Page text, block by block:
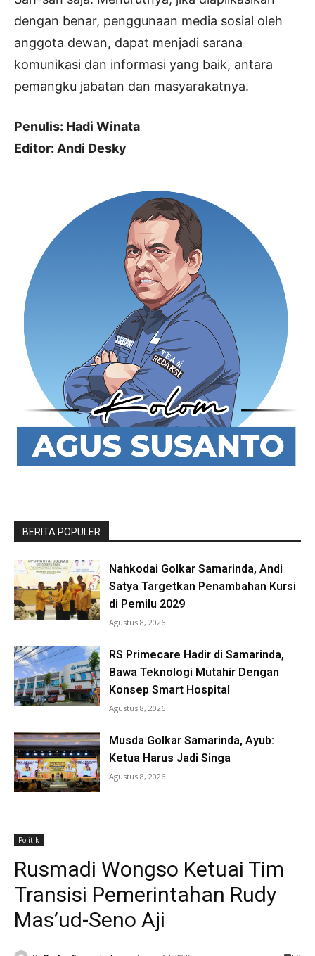
dengan benar, penggunaan media sosial oleh
anggota dewan, dapat menjadi sarana
komunikasi dan informasi yang baik, antara
pemangku jabatan dan masyarakatnya.
Penulis: Hadi Winata
Editor: Andi Desky
BERITA POPULER
Nahkodai Golkar Samarinda, Andi
Satya Targetkan Penambahan Kursi
di Pemilu 2029
Agustus 8, 2026
RS Primecare Hadir di Samarinda,
Bawa Teknologi Mutahir Dengan
Konsep Smart Hospital
Agustus 8, 2026
Musda Golkar Samarinda, Ayub:
Ketua Harus Jadi Singa
Agustus 8, 2026